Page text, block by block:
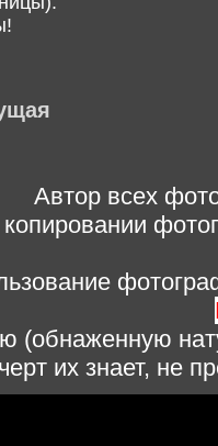
Автор всех
(обнаженную
их знает, не